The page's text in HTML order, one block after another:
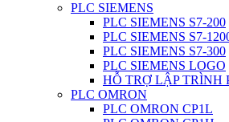
PLC SIEMENS
PLC SIEMENS S7-200
PLC SIEMENS S7-
PLC SIEMENS S7-300
PLC SIEMENS LOGO
HỖ TRỢ LẬP TRÌNH
PLC OMRON
PLC OMRON CP1L